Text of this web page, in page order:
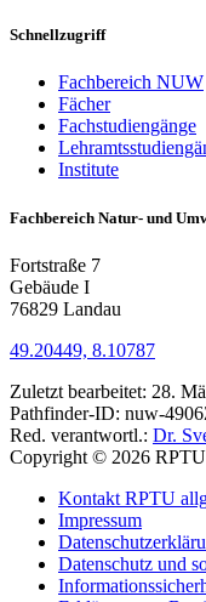
Schnellzugriff
Fachbereich NUW
Fächer
Fachstudiengänge
Institute
Fachbereich Natur- und
Fortstraße 7
Gebäude I
76829 Landau
49.20449, 8.10787
Zuletzt bearbeitet: 28.
Pathfinder-ID: nuw-4906
Red. verantwortl.: Dr.
Copyright © 2026
Kontakt RPTU
Impressum
Datenschutz und